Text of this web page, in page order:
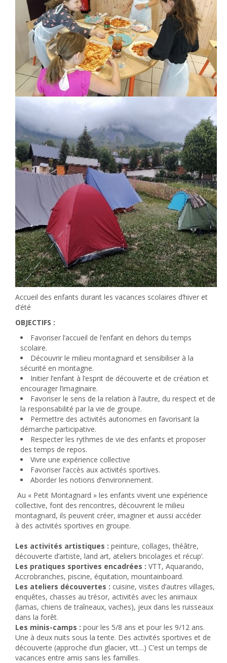
Accueil des enfants durant les vacances scolaires d’hiver et
d’été
OBJECTIFS :
Favoriser l’accueil de l’enfant en dehors du temps
scolaire.
Découvrir le milieu montagnard et sensibiliser à la
sécurité en montagne.
Initier l’enfant à l’esprit de découverte et de création et
encourager l’imaginaire.
Favoriser le sens de la relation à l’autre, du respect et de
la responsabilité par la vie de groupe.
Permettre des activités autonomes en favorisant la
démarche participative.
Respecter les rythmes de vie des enfants et proposer
des temps de repos.
Vivre une expérience collective
Favoriser l’accès aux activités sportives.
Aborder les notions d’environnement.
Au « Petit Montagnard » les enfants vivent une expérience
collective, font des rencontres, découvrent le milieu
montagnard, ils peuvent créer, imaginer et aussi accéder
à des activités sportives en groupe.
Les activités artistiques : peinture, collages, théâtre,
découverte d’artiste, land art, ateliers bricolages et récup’.
Les pratiques sportives encadrées : VTT, Aquarando,
Accrobranches, piscine, équitation, mountainboard.
Les ateliers découvertes : cuisine, visites d’autres villages,
enquêtes, chasses au trésor, activités avec les animaux
(lamas, chiens de traîneaux, vaches), jeux dans les ruisseaux
dans la forêt.
Les minis-camps : pour les 5/8 ans et pour les 9/12 ans.
Une à deux nuits sous la tente. Des activités sportives et de
découverte (approche d’un glacier, vtt…) C’est un temps de
vacances entre amis sans les familles.